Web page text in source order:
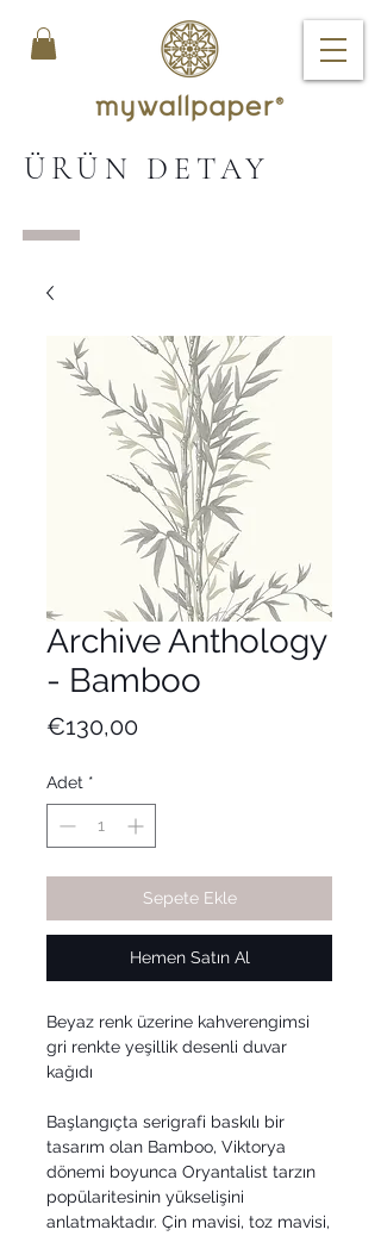
ÜRÜN DETAY
Archive Anthology
- Bamboo
€130,00Fiyat
Adet *
Sepete Ekle
Hemen Satın Al
Beyaz renk üzerine kahverengimsi
gri renkte yeşillik desenli duvar
kağıdı
Başlangıçta serigrafi baskılı bir
tasarım olan Bamboo, Viktorya
dönemi boyunca Oryantalist tarzın
popülaritesinin yükselişini
anlatmaktadır. Çin mavisi, toz mavisi,